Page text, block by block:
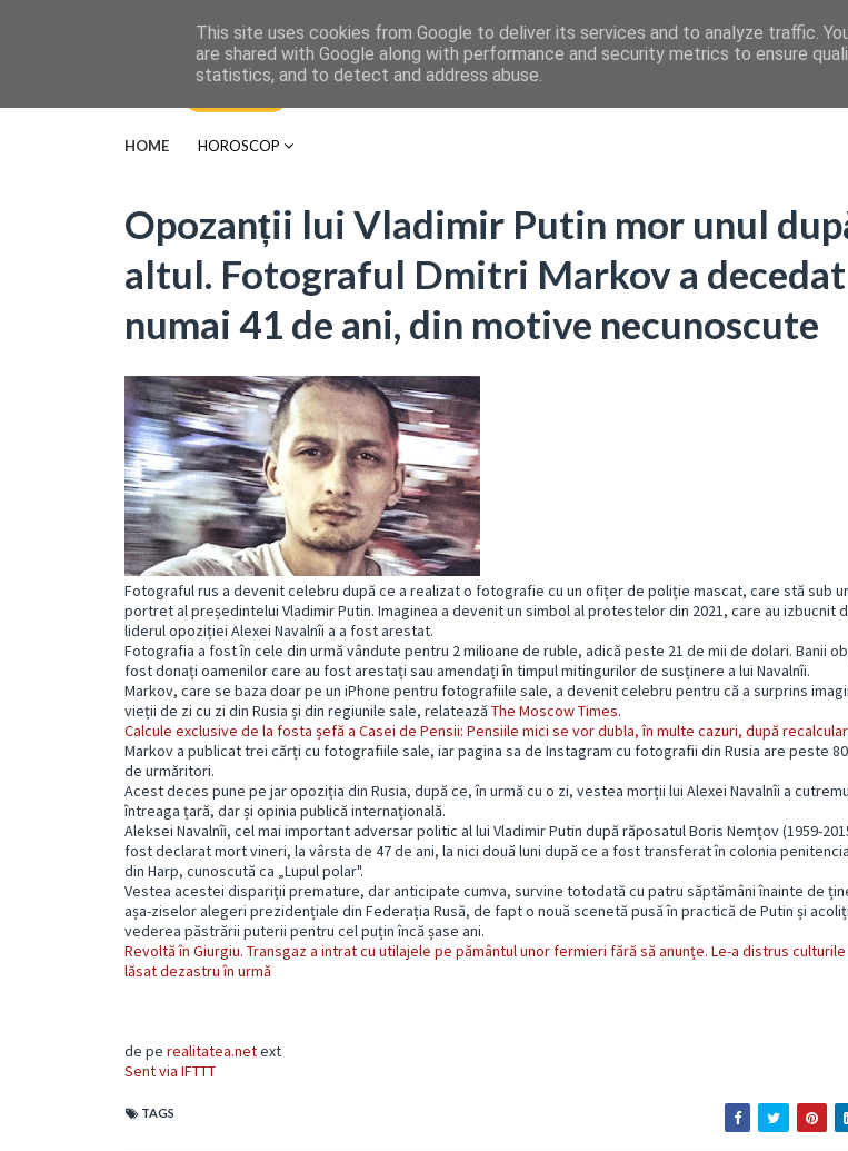
HOME HOROSCOP
Opozanții lui Vladimir Putin mor unul
altul. Fotograful Dmitri Markov a
numai 41 de ani, din motive necunoscute
Fotograful rus a devenit celebru după ce a realizat o fotografie cu un ofițer de poliție mascat, care stă sub
portret al președintelui Vladimir Putin. Imaginea a devenit un simbol al protestelor din 2021, care au izbucnit
liderul opoziției Alexei Navalnîi a a fost arestat.
Fotografia a fost în cele din urmă vândute pentru 2 milioane de ruble, adică peste 21 de mii de dolari. Banii
fost donați oamenilor care au fost arestați sau amendați în timpul mitingurilor de susținere a lui Navalnîi.
Markov, care se baza doar pe un iPhone pentru fotografiile sale, a devenit celebru pentru că a surprins
vieții de zi cu zi din Rusia și din regiunile sale, relatează The Moscow Times.
Calcule exclusive de la fosta șefă a Casei de Pensii: Pensiile mici se vor dubla, în multe cazuri, după
Markov a publicat trei cărți cu fotografiile sale, iar pagina sa de Instagram cu fotografii din Rusia are peste
de urmăritori.
Acest deces pune pe jar opoziția din Rusia, după ce, în urmă cu o zi, vestea morții lui Alexei Navalnîi a
întreaga țară, dar și opinia publică internațională.
Aleksei Navalnîi, cel mai important adversar politic al lui Vladimir Putin după răposatul Boris Nemțov (1959-
fost declarat mort vineri, la vârsta de 47 de ani, la nici două luni după ce a fost transferat în colonia
din Harp, cunoscută ca „Lupul polar".
Vestea acestei dispariții premature, dar anticipate cumva, survine totodată cu patru săptămâni înainte de
așa-ziselor alegeri prezidențiale din Federația Rusă, de fapt o nouă scenetă pusă în practică de Putin și
vederea păstrării puterii pentru cel puțin încă șase ani.
Revoltă în Giurgiu. Transgaz a intrat cu utilajele pe pământul unor fermieri fără să anunțe. Le-a distrus culturile
lăsat dezastru în urmă
de pe realitatea.netext
Sent via IFTTT
TAGS
This site uses cookies from Google to deliver its services and to analyze traffic.
are shared with Google along with performance and security metrics to ensure
statistics, and to detect and address abuse.